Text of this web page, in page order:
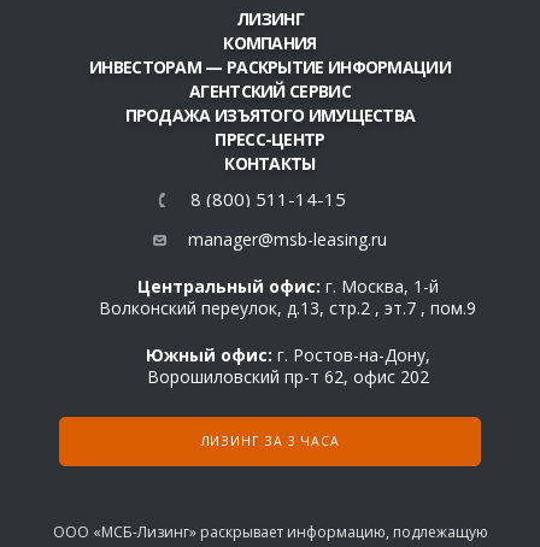
ЛИЗИНГ
КОМПАНИЯ
ИНВЕСТОРАМ — РАСКРЫТИЕ ИНФОРМАЦИИ
АГЕНТСКИЙ СЕРВИС
ПРОДАЖА ИЗЪЯТОГО ИМУЩЕСТВА
ПРЕСС-ЦЕНТР
КОНТАКТЫ
8 (800) 511-14-15
manager@msb-leasing.ru
Центральный офис: г. Москва, 1-й
Волконский переулок, д.13, стр.2 , эт.7 , пом.9
Южный офис: г. Ростов-на-Дону,
Ворошиловский пр-т 62, офис 202
ЛИЗИНГ ЗА 3 ЧАСА
ООО «МСБ-Лизинг» раскрывает информацию, подлежащую